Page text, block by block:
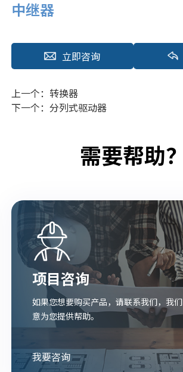
中继器
立即咨询
上一个： 转换器
下一个： 分列式驱动器
需要帮助？
项目咨询
如果您想要购买产品，请联系我们，我
意为您提供帮助。
我要咨询